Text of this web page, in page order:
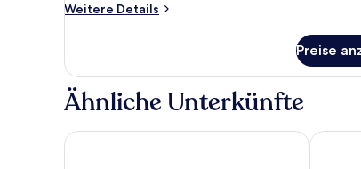
Weitere Details
Weitere
Suite
(e.
Couple)
Preise
Ähnliche Unterkünfte
Zilwa Attitude